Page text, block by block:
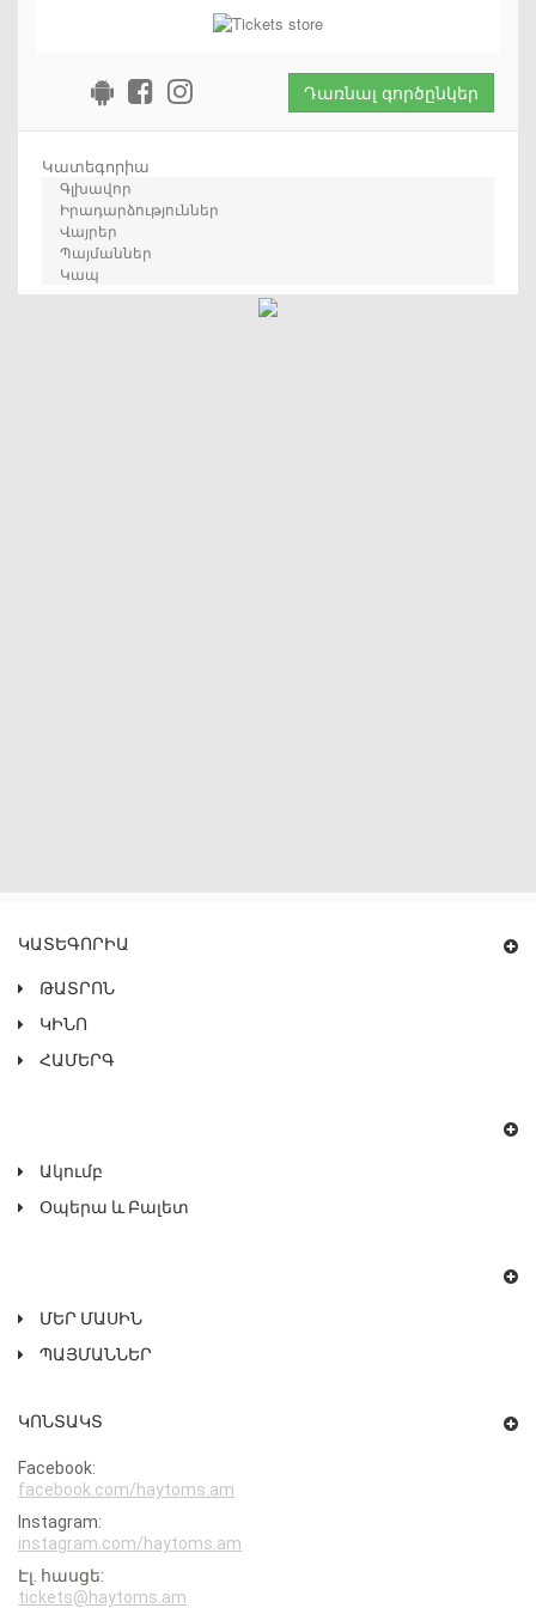
Դառնալ գործընկեր
Կատեգորիա
Գլխավոր
Իրադարձություններ
Վայրեր
Պայմաններ
Կապ
ԿԱՏԵԳՈՐԻԱ
ԹԱՏՐՈՆ
ԿԻՆՈ
ՀԱՄԵՐԳ
Ակումբ
Օպերա ԵՒ Բալետ
ՄԵՐ ՄԱՍԻՆ
ՊԱՅՄԱՆՆԵՐ
ԿՈՆՏԱԿՏ
Facebook:
facebook.com/haytoms.am
Instagram:
instagram.com/haytoms.am
Էլ․ հասցե:
tickets@haytoms.am